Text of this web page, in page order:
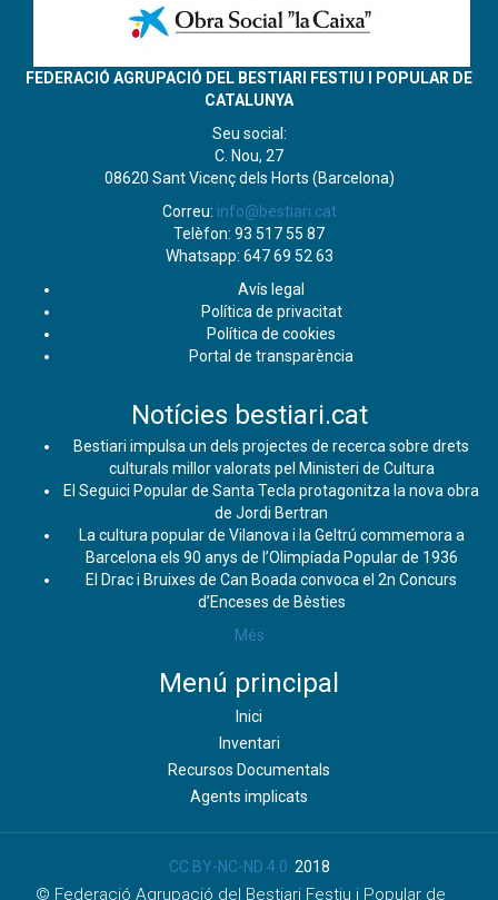
FEDERACIÓ AGRUPACIÓ DEL BESTIARI FESTIU I POPULAR DE
CATALUNYA
Seu social:
C. Nou, 27
08620 Sant Vicenç dels Horts (Barcelona)
Correu: info@bestiari.cat
Telèfon: 93 517 55 87
Whatsapp: 647 69 52 63
Avís legal
Política de privacitat
Política de cookies
Portal de transparència
Notícies bestiari.cat
Bestiari impulsa un dels projectes de recerca sobre drets
culturals millor valorats pel Ministeri de Cultura
El Seguici Popular de Santa Tecla protagonitza la nova obra
de Jordi Bertran
La cultura popular de Vilanova i la Geltrú commemora a
Barcelona els 90 anys de l’Olimpíada Popular de 1936
El Drac i Bruixes de Can Boada convoca el 2n Concurs
d’Enceses de Bèsties
Més
Menú principal
Inici
Inventari
Recursos Documentals
Agents implicats
CC BY-NC-ND 4.0 2018
© Federació Agrupació del Bestiari Festiu i Popular de